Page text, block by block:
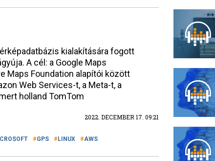
kialakítására fogott
A cél: a Google Maps
Maps Foundation alapítói között
Web Services-t, a Meta-t, a
holland TomTom
2022. DECEMBER 17. 09:21
GPS LINUX AWS